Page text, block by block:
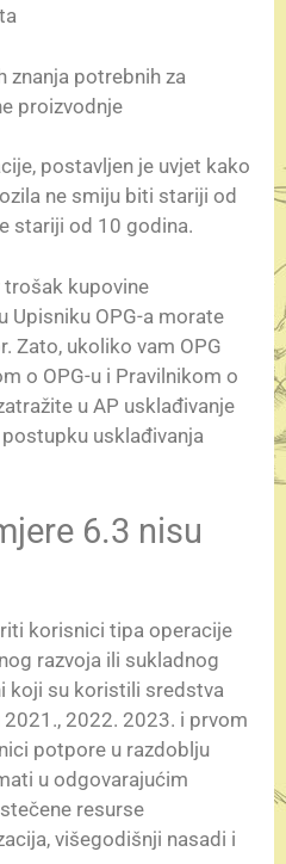
potrebnih za
proizvodnje
postavljen je uvjet kako
ne smiju biti stariji od
stariji od 10 godina.
trošak kupovine
Upisniku OPG-a morate
Zato, ukoliko vam OPG
o OPG-u i Pravilnikom o
u AP usklađivanje
usklađivanja
6.3 nisu
korisnici tipa operacije
razvoja ili sukladnog
koji su koristili sredstva
2022. 2023. i prvom
potpore u razdoblju
u odgovarajućim
resurse
višegodišnji nasadi i